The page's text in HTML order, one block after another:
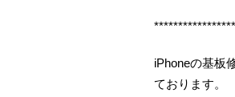
iPhoneの基板
ております。